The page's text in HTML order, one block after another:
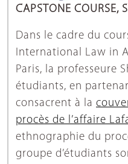
CAPSTONE COURSE,
Dans le cadre du
International Law in
Paris, la professeure
étudiants, en
consacrent à la
procès de l’affaire
ethnographie du
groupe d’étudiants